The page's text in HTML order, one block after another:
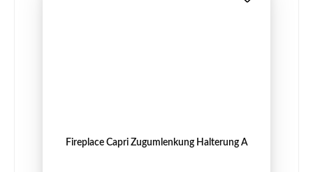
Fireplace Capri Zugumlenkung Halterung A